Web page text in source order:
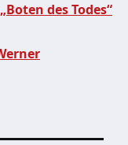
des Todes“